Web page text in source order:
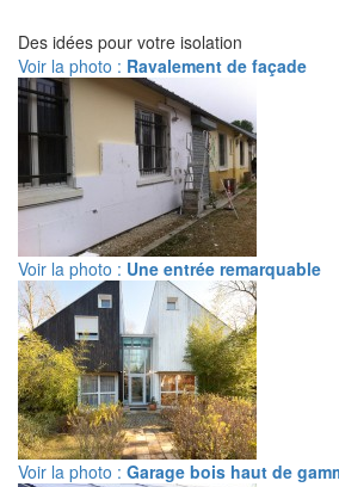
Des idées pour votre isolation
Voir la photo : Ravalement de façade
Voir la photo : Une entrée remarquable
Voir la photo : Garage bois haut de